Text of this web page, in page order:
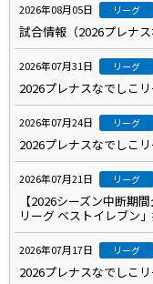
2026年08月05日 リーグ
試合情報（2026プレナ
2026年07月31日 リーグ
2026プレナスなでしこ
2026年07月24日 リーグ
2026プレナスなでしこ
2026年07月21日 リーグ
【2026シーズン中断期
リーグ ベストイレブン
2026年07月17日 リーグ
2026プレナスなでしこ